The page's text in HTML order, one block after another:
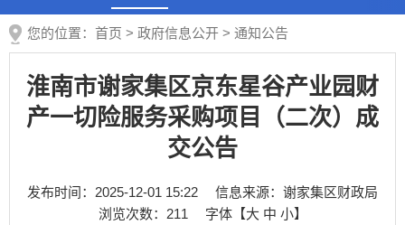
您的位置： 首页 > 政府信息公开 > 通知公告
淮南市谢家集区京东星谷产业园财
产一切险服务采购项目（二次）成
交公告
发布时间：2025-12-01 15:22
信息来源：谢家集区财政局
浏览次数： 211 字体【大 中 小】